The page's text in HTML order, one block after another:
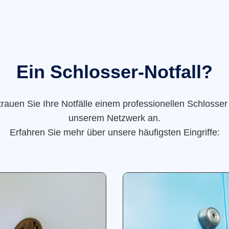
Ein Schlosser-Notfall?
Sie Ihre Notfälle einem professionellen
unserem Netzwerk an.
Erfahren Sie mehr über unsere häufigsten Eingriffe: